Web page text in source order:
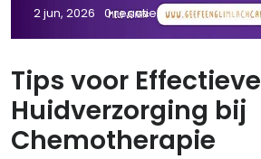
2 jun, 2026 0 reacties
Tips voor Effectieve
Huidverzorging bij
Chemotherapie